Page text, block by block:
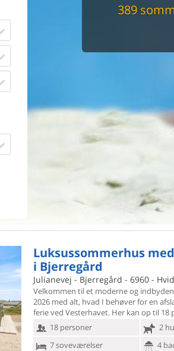
Aircondition
Ladestander til elbil
389
Luksussommerhus
i Bjerregård
Julianevej - Bjerregård - 6960 -
Velkommen til et moderne og
2026 med alt, hvad I behøver for en
ferie ved Vesterhavet. Her kan op til 18
18 personer
2
7 soveværelser
4